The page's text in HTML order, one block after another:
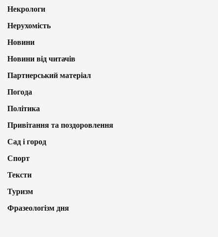
Некрологи
Нерухомість
Новини
Новини від читачів
Партнерський матеріал
Погода
Політика
Привітання та поздоровлення
Сад і город
Спорт
Тексти
Туризм
Фразеологізм дня